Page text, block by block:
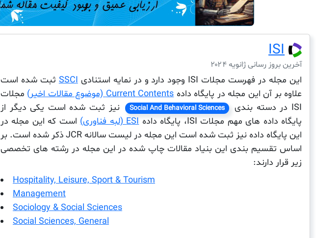
ISI
آخرین بروز رسانی ژانویه ۲۰۲۴
این مجله در فهرست مجلات ISI وجود دارد و در نمایه استنادی SSCIثبت شده است
علاوه بر آن این مجله در پایگاه دادهCurrent Contents (موضوع مقالات اخیر)
مجلات
ISI در دسته بندی
Social And Behavioral Sciences
نیز ثبت شده است یکی دیگر از
پایگاه داده های مهم مجلات ISI، پایگاه داده
ESI (لبه فناوری)
است که این مجله در
این پایگاه داده نیز ثبت شده است این مجله در لیست سالانه JCR ذکر شده است. بر
اساس تقسیم بندی این بنیاد مقالات چاپ شده در این مجله در رشته های تخصصی
زیر قرار دارند:
Hospitality, Leisure, Sport & Tourism
Management
Sociology & Social Sciences
Social Sciences, General